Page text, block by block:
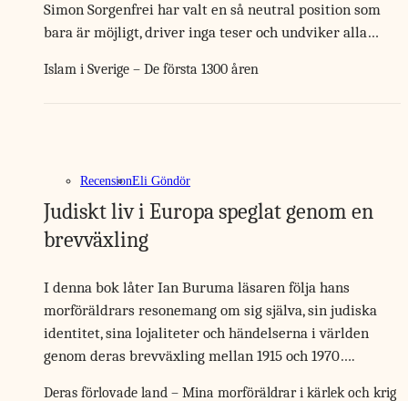
Simon Sorgenfrei har valt en så neutral position som
bara är möjligt, driver inga teser och undviker alla…
Islam i Sverige – De första 1300 åren
RecensionEli Göndör
Judiskt liv i Europa speglat genom en
brevväxling
I denna bok låter Ian Buruma läsaren följa hans
morföräldrars resonemang om sig själva, sin judiska
identitet, sina lojaliteter och händelserna i världen
genom deras brevväxling mellan 1915 och 1970….
Deras förlovade land – Mina morföräldrar i kärlek och krig